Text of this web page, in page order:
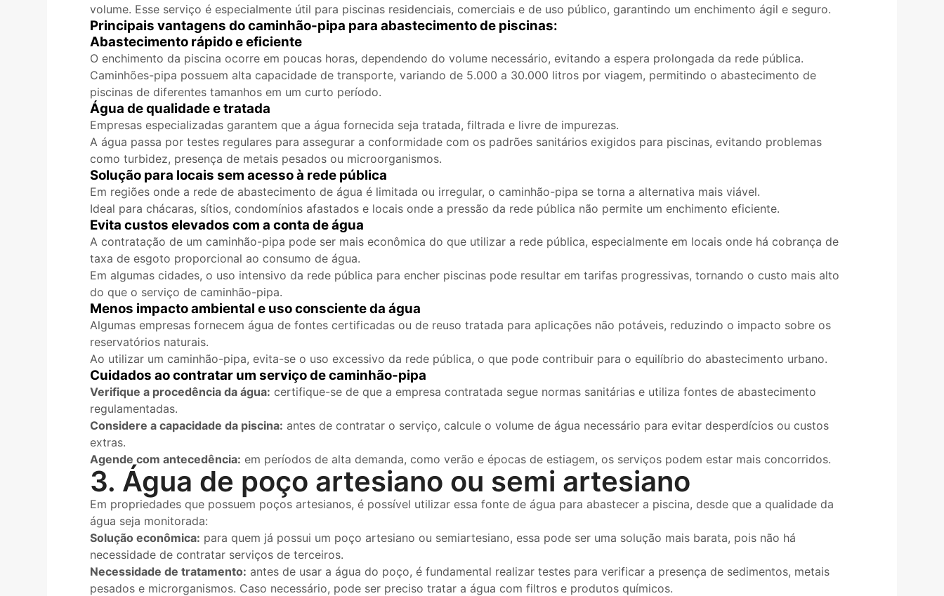
volume. Esse serviço é especialmente útil para piscinas residenciais, comerciais e de uso público, garantindo um enchimento ágil e seguro.
Principais vantagens do caminhão-pipa para abastecimento de piscinas:
Abastecimento rápido e eficiente
O enchimento da piscina ocorre em poucas horas, dependendo do volume necessário, evitando a espera prolongada da rede pública.
Caminhões-pipa possuem alta capacidade de transporte, variando de 5.000 a 30.000 litros por viagem, permitindo o abastecimento de
piscinas de diferentes tamanhos em um curto período.
Água de qualidade e tratada
Empresas especializadas garantem que a água fornecida seja tratada, filtrada e livre de impurezas.
A água passa por testes regulares para assegurar a conformidade com os padrões sanitários exigidos para piscinas, evitando problemas
como turbidez, presença de metais pesados ou microorganismos.
Solução para locais sem acesso à rede pública
Em regiões onde a rede de abastecimento de água é limitada ou irregular, o caminhão-pipa se torna a alternativa mais viável.
Ideal para chácaras, sítios, condomínios afastados e locais onde a pressão da rede pública não permite um enchimento eficiente.
Evita custos elevados com a conta de água
A contratação de um caminhão-pipa pode ser mais econômica do que utilizar a rede pública, especialmente em locais onde há cobrança de
taxa de esgoto proporcional ao consumo de água.
Em algumas cidades, o uso intensivo da rede pública para encher piscinas pode resultar em tarifas progressivas, tornando o custo mais alto
do que o serviço de caminhão-pipa.
Menos impacto ambiental e uso consciente da água
Algumas empresas fornecem água de fontes certificadas ou de reuso tratada para aplicações não potáveis, reduzindo o impacto sobre os
reservatórios naturais.
Ao utilizar um caminhão-pipa, evita-se o uso excessivo da rede pública, o que pode contribuir para o equilíbrio do abastecimento urbano.
Cuidados ao contratar um serviço de caminhão-pipa
Verifique a procedência da água: certifique-se de que a empresa contratada segue normas sanitárias e utiliza fontes de abastecimento
regulamentadas.
Considere a capacidade da piscina: antes de contratar o serviço, calcule o volume de água necessário para evitar desperdícios ou custos
extras.
Agende com antecedência: em períodos de alta demanda, como verão e épocas de estiagem, os serviços podem estar mais concorridos.
3. Água de poço artesiano ou semi artesiano
Em propriedades que possuem poços artesianos, é possível utilizar essa fonte de água para abastecer a piscina, desde que a qualidade da
água seja monitorada:
Solução econômica: para quem já possui um poço artesiano ou semiartesiano, essa pode ser uma solução mais barata, pois não há
necessidade de contratar serviços de terceiros.
Necessidade de tratamento: antes de usar a água do poço, é fundamental realizar testes para verificar a presença de sedimentos, metais
pesados e microrganismos. Caso necessário, pode ser preciso tratar a água com filtros e produtos químicos.